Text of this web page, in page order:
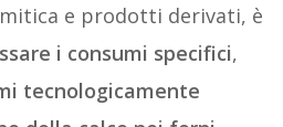
e prodotti derivati, è
i consumi specifici,
tecnologicamente